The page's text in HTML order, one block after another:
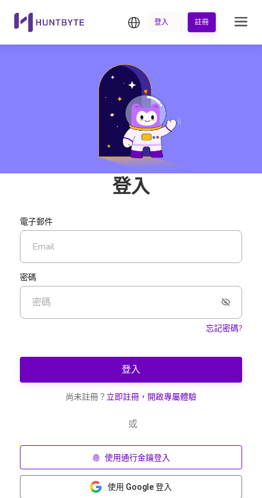
繁中登入 註冊
登入
電子郵件
密碼
忘記密碼?
登入
尚未註冊？立即註冊，開啟專屬體驗
或
使用通行金鑰登入
使用 Google 登入